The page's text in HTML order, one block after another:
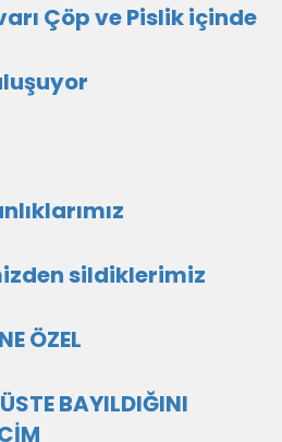
Çöp ve Pislik içinde
sildiklerimiz
ÖZEL
BAYILDIĞINI